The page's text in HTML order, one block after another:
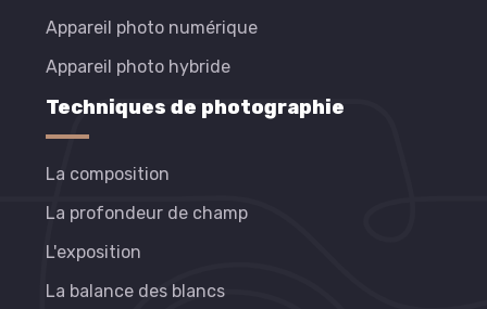
Appareil photo numérique
Appareil photo hybride
Techniques de photographie
La composition
La profondeur de champ
L'exposition
La balance des blancs